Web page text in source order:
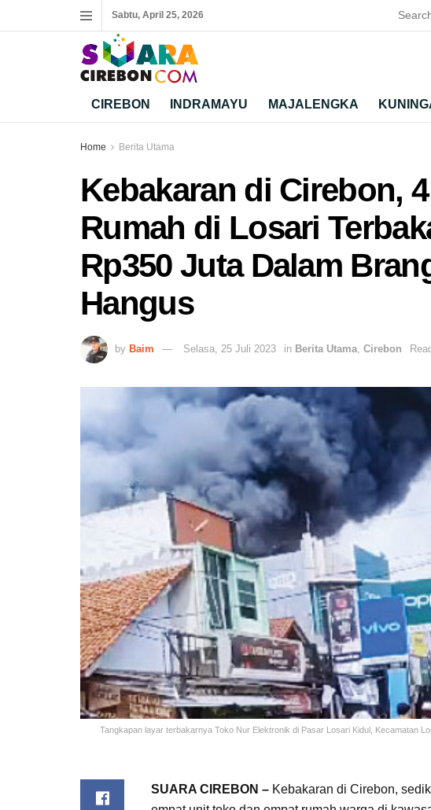
Sabtu, April 25, 2026
CIREBON INDRAMAYU MAJALENGKA
Home Berita Utama
Kebakaran di Cirebon,
Rumah di Losari
Rp350 Juta Dalam
Hangus
by Baim Selasa, 25 Juli 2023 in Berita Utama Cirebon
Tangkapan layar terbakarnya Toko Nur Elektronik di Pasar Losari Kidul, Kecamatan
SUARA CIREBON – Kebakaran di Cirebon,